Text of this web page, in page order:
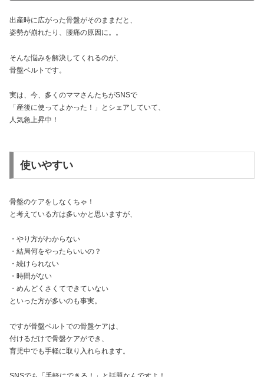
出産時に広がった骨盤がそのままだと、
姿勢が崩れたり、腰痛の原因に。。
そんな悩みを解決してくれるのが、
骨盤ベルトです。
実は、今、多くのママさんたちがSNSで
「産後に使ってよかった！」とシェアしていて、
人気急上昇中！
使いやすい
骨盤のケアをしなくちゃ！
と考えている方は多いかと思いますが、
・やり方がわからない
・結局何をやったらいいの？
・続けられない
・時間がない
・めんどくさくてできていない
といった方が多いのも事実。
ですが骨盤ベルトでの骨盤ケアは、
付けるだけで骨盤ケアができ、
育児中でも手軽に取り入れられます。